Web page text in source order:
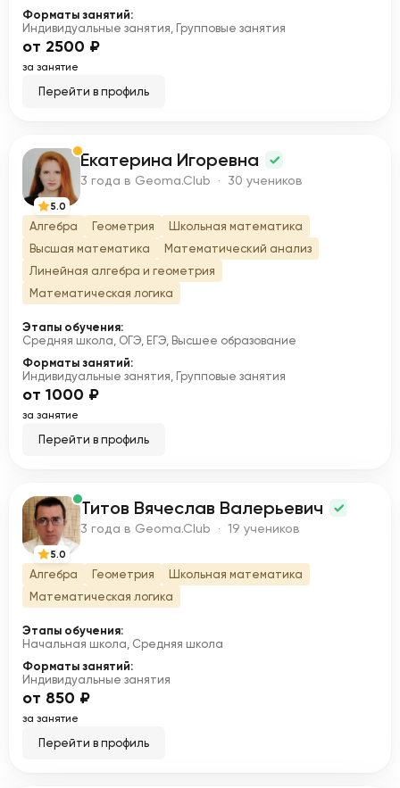
Форматы занятий:
Индивидуальные занятия, Групповые занятия
от 2500 ₽
за занятие
Перейти в профиль
Е
5.0
Екатерина Игоревна
3 года в Geoma.Club · 30 учеников
Алгебра Геометрия
Школьная математика
Высшая математика
Математический анализ
Линейная алгебра и геометрия
Математическая логика
Этапы обучения:
Средняя школа, ОГЭ, ЕГЭ, Высшее образование
Форматы занятий:
Индивидуальные занятия, Групповые занятия
от 1000 ₽
за занятие
Перейти в профиль
Т
5.0
Титов Вячеслав Валерьевич
3 года в Geoma.Club · 19 учеников
Алгебра Геометрия
Школьная математика
Математическая логика
Этапы обучения:
Начальная школа, Средняя школа
Форматы занятий:
Индивидуальные занятия
от 850 ₽
за занятие
Перейти в профиль